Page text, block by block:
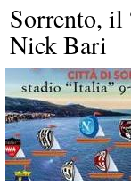
Sorrento, il
Nick Bari